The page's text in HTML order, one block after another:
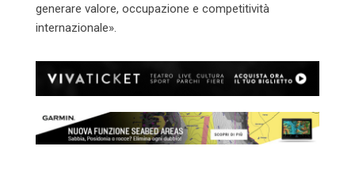
generare valore, occupazione e competitività
internazionale».